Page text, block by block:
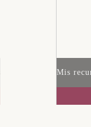
Mis